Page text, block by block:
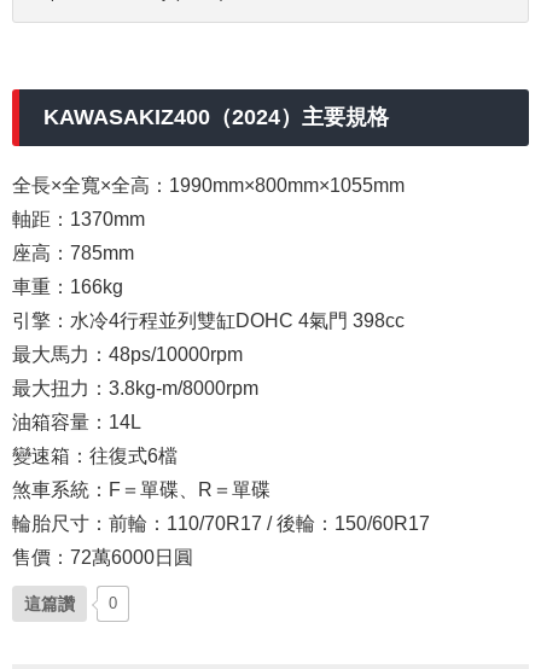
KAWASAKIZ400（2024）主要規格
全長×全寬×全高：1990mm×800mm×1055mm
軸距：1370mm
座高：785mm
車重：166kg
引擎：水冷4行程並列雙缸DOHC 4氣門 398cc
最大馬力：48ps/10000rpm
最大扭力：3.8kg-m/8000rpm
油箱容量：14L
變速箱：往復式6檔
煞車系統：F＝單碟、R＝單碟
輪胎尺寸：前輪：110/70R17 / 後輪：150/60R17
售價：72萬6000日圓
這篇讚 0